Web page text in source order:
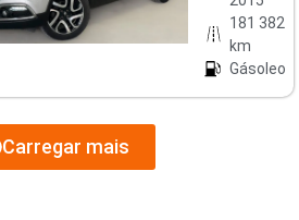
181 382
km
Gásoleo
Carregar mais